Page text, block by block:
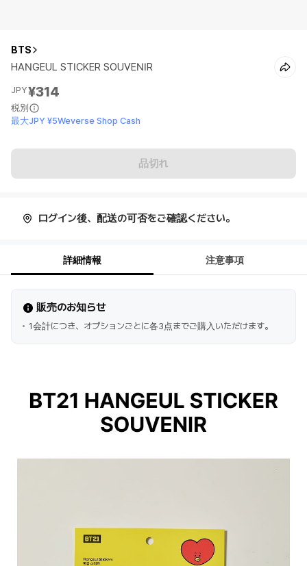
BTS
HANGEUL STICKER SOUVENIR
JPY¥314
税別
最大JPY ¥5Weverse Shop Cash
品切れ
ログイン後、配送の可否をご確認ください。
詳細情報 注意事項
販売のお知らせ
1会計につき、オプションごとに各3点までご購入いただけます。